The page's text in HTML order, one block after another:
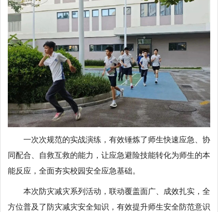
一次次规范的实战演练，有效锤炼了师生快速应急、协
同配合、自救互救的能力，让应急避险技能转化为师生的本
能反应，全面夯实校园安全应急基础。
本次防灾减灾系列活动，联动覆盖面广、成效扎实，全
方位普及了防灾减灾安全知识，有效提升师生安全防范意识